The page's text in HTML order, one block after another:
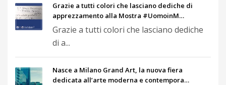
Grazie a tutti colori che lasciano dediche di
apprezzamento alla Mostra #UomoinM…
Grazie a tutti colori che lasciano dediche
di a...
Nasce a Milano Grand Art, la nuova fiera
dedicata all’arte moderna e contempora…